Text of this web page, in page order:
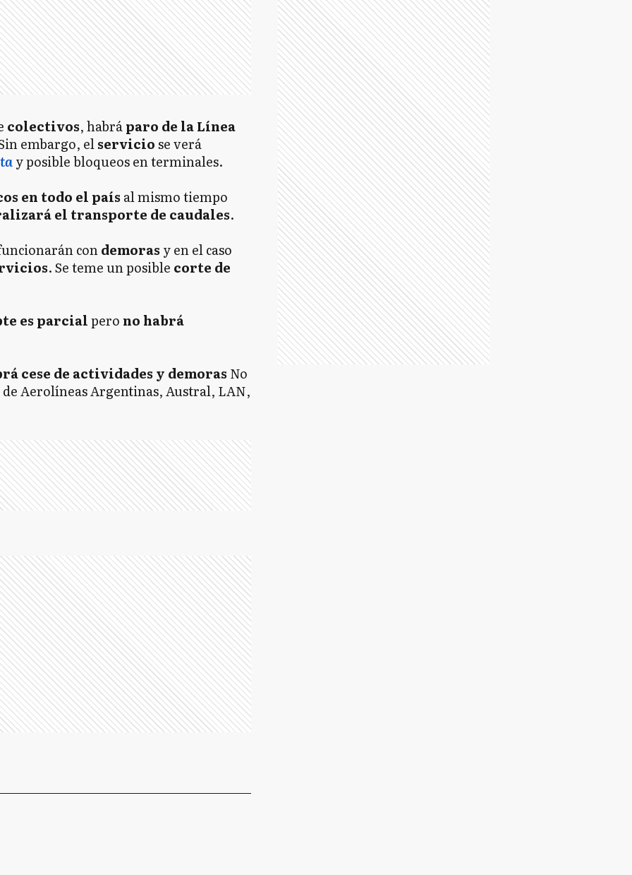
colectivos, habráparo de la Línea
embargo, elserviciose verá
y posible bloqueos en terminales.
en todo el país al mismo tiempo
el transporte de caudales.
condemoras y en el caso
. Se teme un posible corte de
es parcialpero no habrá
cese de actividades y demoras No
Aerolíneas Argentinas, Austral, LAN,